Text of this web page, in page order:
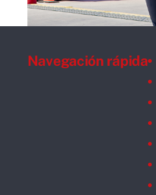
Navegación rápida